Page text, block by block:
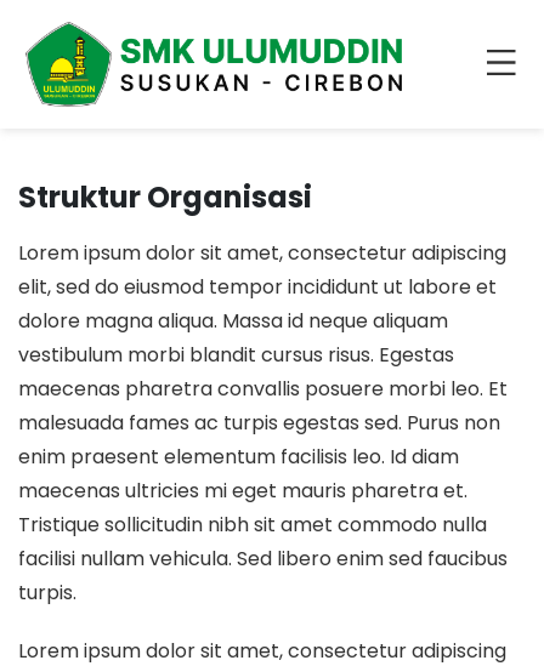
Struktur Organisasi
Lorem ipsum dolor sit amet, consectetur adipiscing
elit, sed do eiusmod tempor incididunt ut labore et
dolore magna aliqua. Massa id neque aliquam
vestibulum morbi blandit cursus risus. Egestas
maecenas pharetra convallis posuere morbi leo. Et
malesuada fames ac turpis egestas sed. Purus non
enim praesent elementum facilisis leo. Id diam
maecenas ultricies mi eget mauris pharetra et.
Tristique sollicitudin nibh sit amet commodo nulla
facilisi nullam vehicula. Sed libero enim sed faucibus
turpis.
Lorem ipsum dolor sit amet, consectetur adipiscing